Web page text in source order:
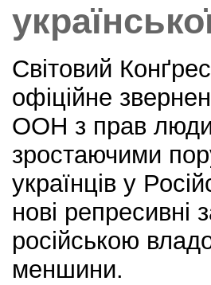
Світовий
офіційне
ООН з прав
зростаючими
українців у
нові
російською
меншини.